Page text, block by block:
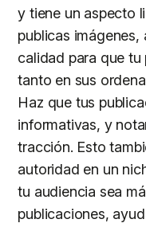
y tiene un aspecto
publicas imágenes,
calidad para que
tanto en sus
Haz que tus
informativas, y
tracción. Esto
autoridad en un
tu audiencia sea
publicaciones,